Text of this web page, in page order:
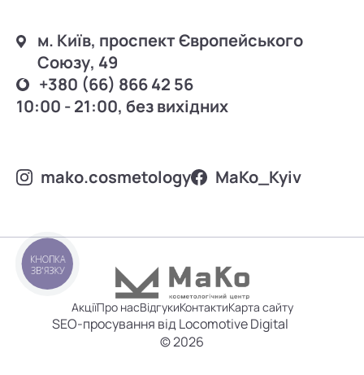
м. Київ, проспект Європейського
Союзу, 49
+380 (66) 866 42 56
10:00 - 21:00, без вихідних
mako.cosmetology MаKo_Kyiv
АкціїПро насВідгукиКонтактиКарта сайту
SEO-просування від Locomotive Digital
© 2026
КНОПКА
ЗВ'ЯЗКУ